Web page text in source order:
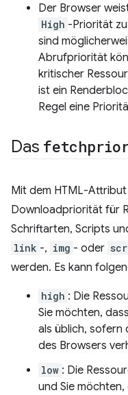
Der Browser
High -Priorität
sind
Abrufpriorität
kritischer
ist ein
Regel eine
Das
Mit dem HTML-Attribut
Downloadpriorität für
Schriftarten, Scripts
link -, img - oder
werden. Es kann
high : Die
Sie möchten,
als üblich, sofern
des Browsers
low : Die
und Sie